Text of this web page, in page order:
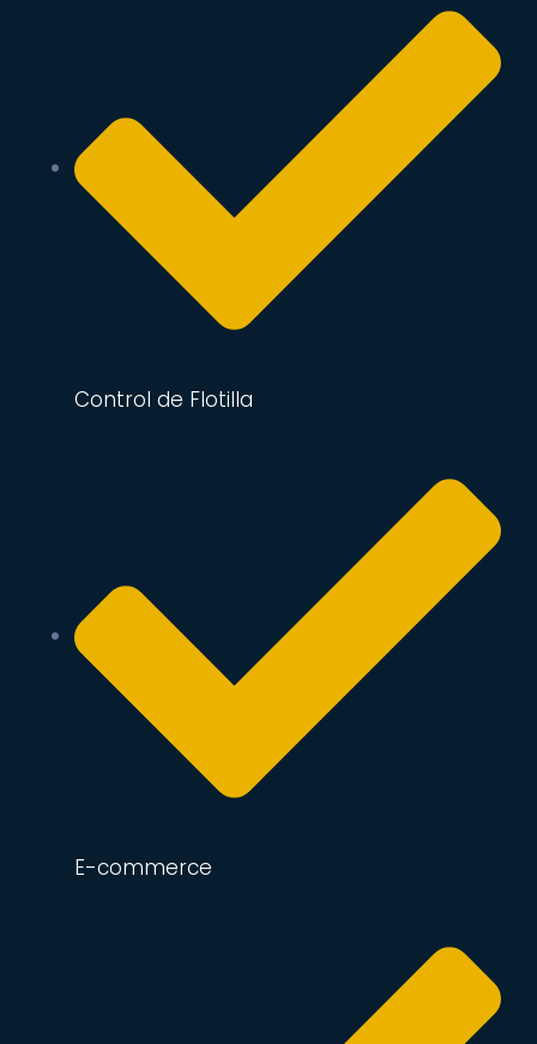
Control de Flotilla
E-commerce